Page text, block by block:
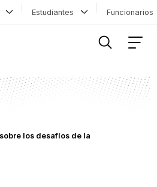
Estudiantes
los desafíos de la